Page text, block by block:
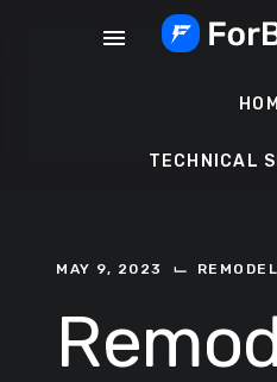
menu
TECHNICAL
MAY 9, 2023 ⌙